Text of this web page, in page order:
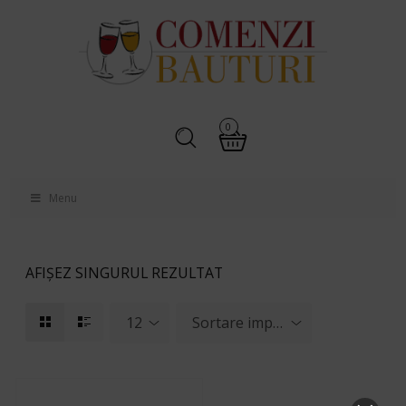
0
Menu
AFIȘEZ SINGURUL REZULTAT
12 Sortare implicită